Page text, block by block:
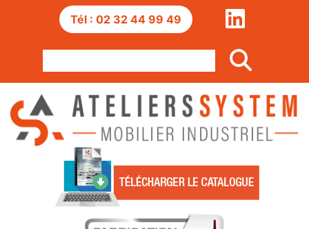
Tél : 02 32 44 99 49